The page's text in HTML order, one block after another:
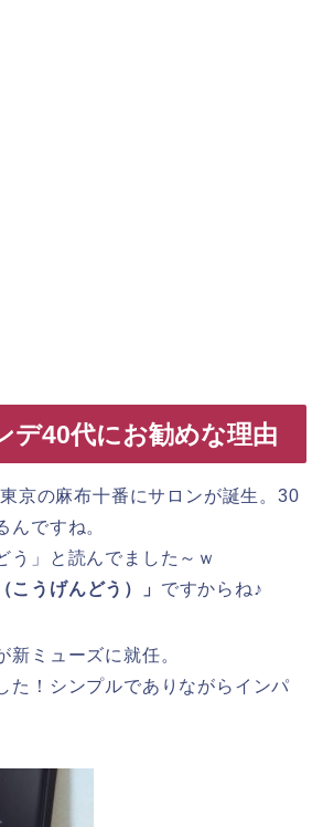
デ40代にお勧めな理由
京の麻布十番にサロンが誕生。30
んですね。
う」と読んでました～ｗ
うげんどう）」 ですからね♪
新ミューズに就任。
た！シンプルでありながらインパ